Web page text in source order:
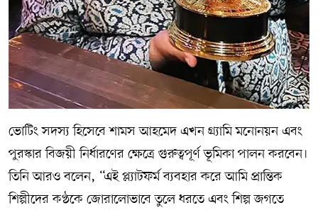
ভোটিং সদস্য হিসেবে শামস আহমেদ এখন গ্র্যামি মনোনয়ন এবং
পুরস্কার বিজয়ী নির্ধারণের ক্ষেত্রে গুরুত্বপূর্ণ ভূমিকা পালন করবেন।
তিনি আরও বলেন, “এই প্ল্যাটফর্ম ব্যবহার করে আমি প্রান্তিক
শিল্পীদের কণ্ঠকে জোরালোভাবে তুলে ধরতে এবং শিল্প জগতে